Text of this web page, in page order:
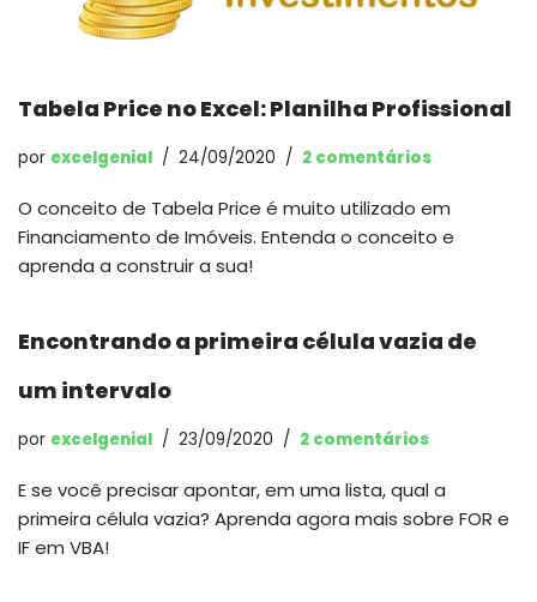
Tabela Price no Excel: Planilha Profissional
por excelgenial 24/09/2020 2 comentários
O conceito de Tabela Price é muito utilizado em
Financiamento de Imóveis. Entenda o conceito e
aprenda a construir a sua!
Encontrando a primeira célula vazia de
um intervalo
por excelgenial 23/09/2020 2 comentários
E se você precisar apontar, em uma lista, qual a
primeira célula vazia? Aprenda agora mais sobre FOR e
IF em VBA!